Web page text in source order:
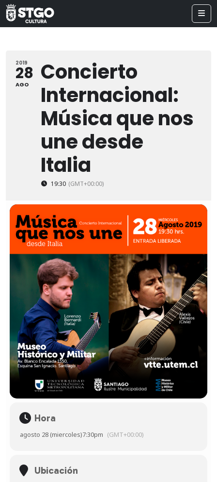
2019
28
AGO
Concierto
Internacional:
Música que nos
une desde
Italia
19:30 (GMT+00:00)
Hora
agosto 28 (miercoles)7:30pm (GMT+00:00)
Ubicación